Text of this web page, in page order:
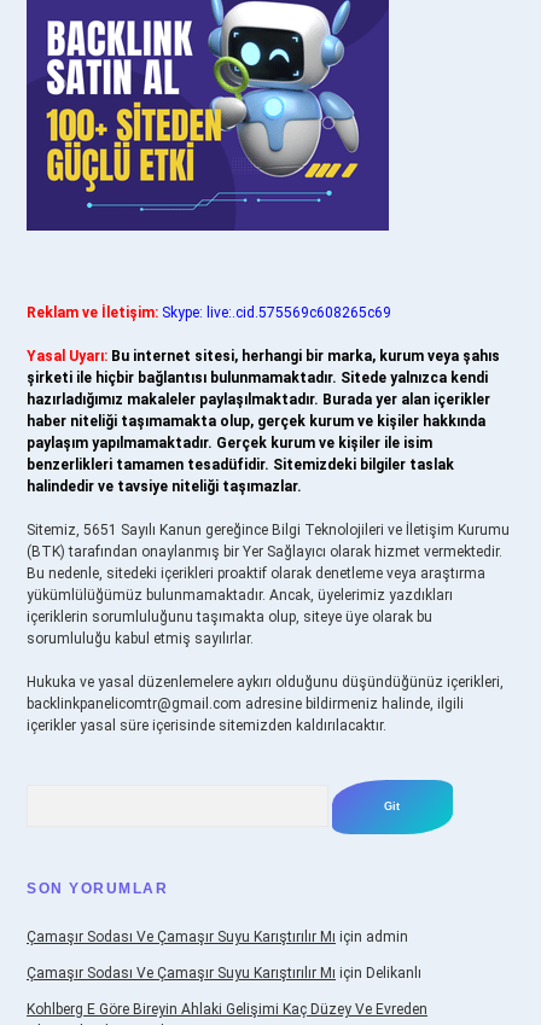
Reklam ve İletişim: Skype: live:.cid.575569c608265c69
Yasal Uyarı: Bu internet sitesi, herhangi bir marka, kurum veya şahıs
şirketi ile hiçbir bağlantısı bulunmamaktadır. Sitede yalnızca kendi
hazırladığımız makaleler paylaşılmaktadır. Burada yer alan içerikler
haber niteliği taşımamakta olup, gerçek kurum ve kişiler hakkında
paylaşım yapılmamaktadır. Gerçek kurum ve kişiler ile isim
benzerlikleri tamamen tesadüfidir. Sitemizdeki bilgiler taslak
halindedir ve tavsiye niteliği taşımazlar.
Sitemiz, 5651 Sayılı Kanun gereğince Bilgi Teknolojileri ve İletişim Kurumu
(BTK) tarafından onaylanmış bir Yer Sağlayıcı olarak hizmet vermektedir.
Bu nedenle, sitedeki içerikleri proaktif olarak denetleme veya araştırma
yükümlülüğümüz bulunmamaktadır. Ancak, üyelerimiz yazdıkları
içeriklerin sorumluluğunu taşımakta olup, siteye üye olarak bu
sorumluluğu kabul etmiş sayılırlar.
Hukuka ve yasal düzenlemelere aykırı olduğunu düşündüğünüz içerikleri,
backlinkpanelicomtr@gmail.com adresine bildirmeniz halinde, ilgili
içerikler yasal süre içerisinde sitemizden kaldırılacaktır.
SON YORUMLAR
Çamaşır Sodası Ve Çamaşır Suyu Karıştırılır Mı için admin
Çamaşır Sodası Ve Çamaşır Suyu Karıştırılır Mı için Delikanlı
Kohlberg E Göre Bireyin Ahlaki Gelişimi Kaç Düzey Ve Evreden